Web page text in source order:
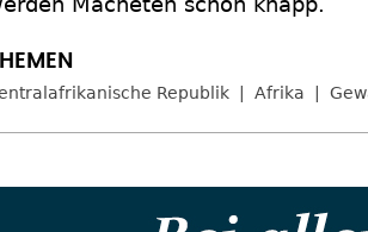
Republik Afrika